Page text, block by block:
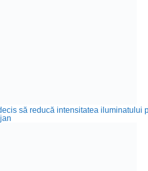
să reducă intensitatea